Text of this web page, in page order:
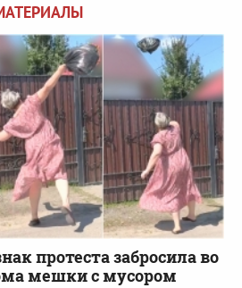
протеста забросила во
мешки с мусором